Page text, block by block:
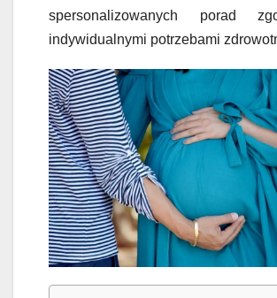
spersonalizowanych porad
indywidualnymi potrzebami